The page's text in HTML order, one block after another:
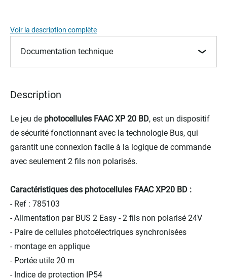
Voir la description complète
Documentation technique
Description
Le jeu de photocellules FAAC XP 20 BD, est un dispositif
de sécurité fonctionnant avec la technologie Bus, qui
garantit une connexion facile à la logique de commande
avec seulement 2 fils non polarisés.
Caractéristiques des photocellules FAAC XP20 BD :
- Ref : 785103
- Alimentation par BUS 2 Easy - 2 fils non polarisé 24V
- Paire de cellules photoélectriques synchronisées
- montage en applique
- Portée utile 20 m
- Indice de protection IP54